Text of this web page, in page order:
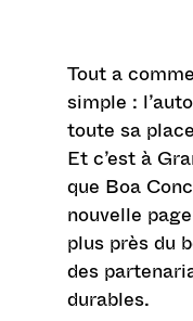
Tout a
simple :
toute sa
Et c’est à
que Boa
nouvelle
plus près du
des
durables.